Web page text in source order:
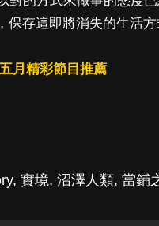
存這即將消失的生活方
月精彩節目推薦
, 實境, 沼澤人類, 當鋪